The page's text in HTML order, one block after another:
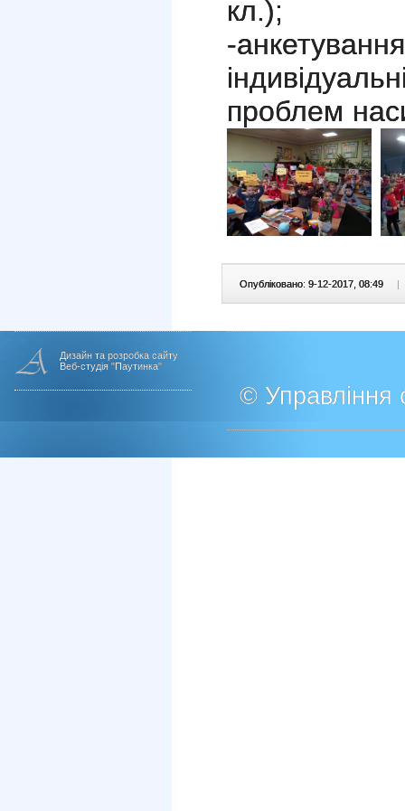
кл.);
-
проблем
Опубліковано: 9-12-2017, 08:49
Дизайн та розробка сайту
Веб-студія "Паутинка"
© Управління